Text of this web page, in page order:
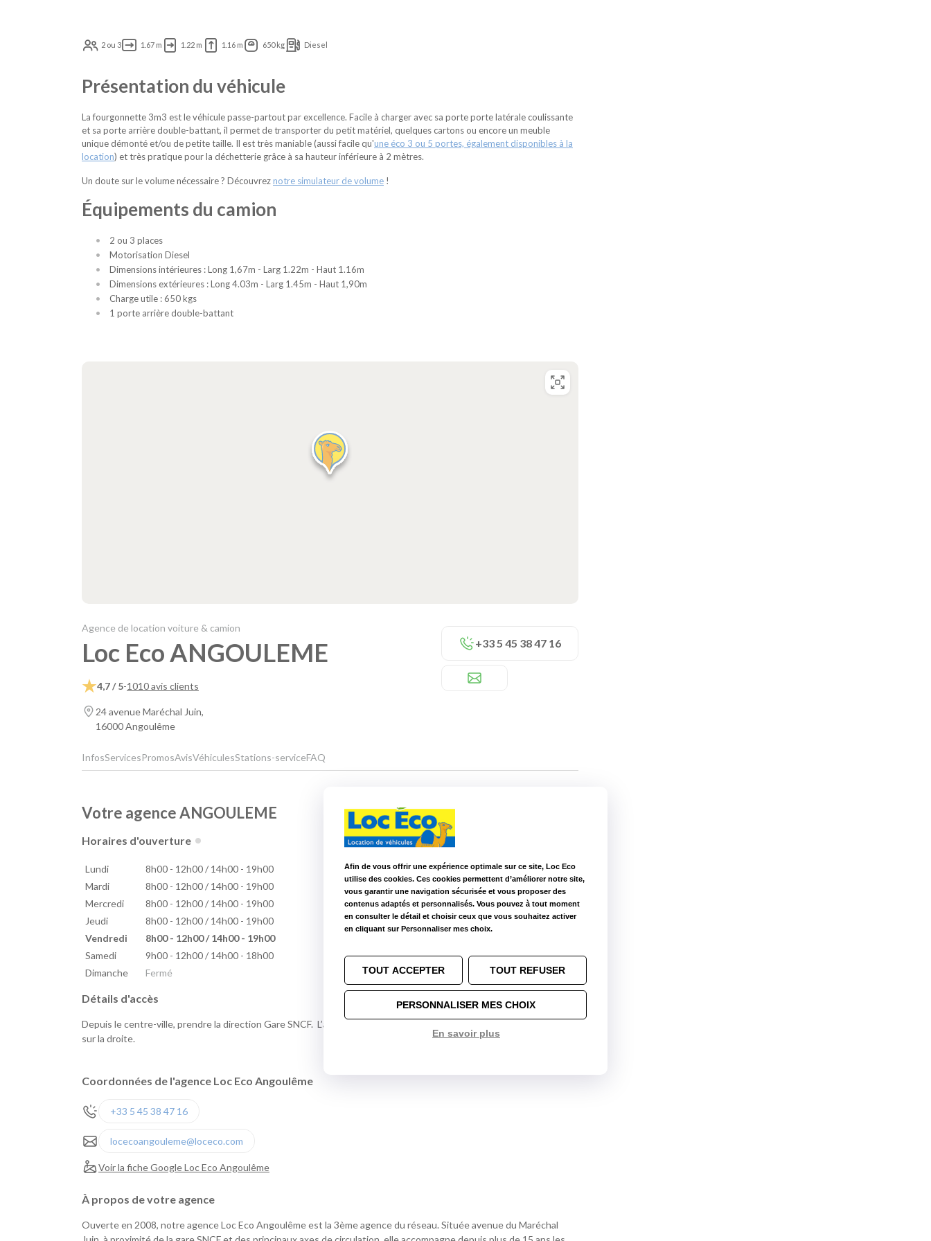
2 ou 3 1.67 m 1.22 m 1.16 m 650 kg Diesel
Présentation du véhicule
La fourgonnette 3m3 est le véhicule passe-partout par excellence. Facile à charger avec sa porte porte latérale coulissante
et sa porte arrière double-battant, il permet de transporter du petit matériel, quelques cartons ou encore un meuble
unique démonté et/ou de petite taille. Il est très maniable (aussi facile qu'une éco 3 ou 5 portes, également disponibles à la
location) et très pratique pour la déchetterie grâce à sa hauteur inférieure à 2 mètres.
Un doute sur le volume nécessaire ? Découvreznotre simulateur de volume !
Équipements du camion
2 ou 3 places
Motorisation Diesel
Dimensions intérieures : Long 1,67m - Larg 1.22m - Haut 1.16m
Dimensions extérieures : Long 4.03m - Larg 1.45m - Haut 1,90m
Charge utile : 650 kgs
1 porte arrière double-battant
Agence de location voiture & camion
Loc Eco ANGOULEME
4,7 / 5-1010 avis clients
24 avenue Maréchal Juin,
16000 Angoulême
+33 5 45 38 47 16
InfosServicesPromosAvisVéhiculesStations-serviceFAQ
Votre agence ANGOULEME
Horaires d'ouverture
Lundi
8h00 - 12h00 / 14h00 - 19h00
Mardi
8h00 - 12h00 / 14h00 - 19h00
Mercredi
8h00 - 12h00 / 14h00 - 19h00
Jeudi
8h00 - 12h00 / 14h00 - 19h00
Vendredi
8h00 - 12h00 / 14h00 - 19h00
Samedi
9h00 - 12h00 / 14h00 - 18h00
Dimanche
Fermé
Nos autres agences à proximité
Loc Eco Poitiers 105,6 km
Loc Eco La Roche sur Yon 168,8 km
Détails d'accès
Depuis le centre-ville, prendre la direction Gare SNCF. L’agence se situe à 50 mètres après le RP de la Madeleine,
sur la droite.
Coordonnées de l'agence Loc Eco Angoulême
+33 5 45 38 47 16
locecoangouleme@loceco.com
Voir la fiche Google Loc Eco Angoulême
À propos de votre agence
Ouverte en 2008, notre agence Loc Eco Angoulême est la 3ème agence du réseau. Située avenue du Maréchal
Afin de vous offrir une expérience optimale sur ce site, Loc Eco
utilise des cookies. Ces cookies permettent d’améliorer notre site,
vous garantir une navigation sécurisée et vous proposer des
contenus adaptés et personnalisés. Vous pouvez à tout moment
en consulter le détail et choisir ceux que vous souhaitez activer
en cliquant sur Personnaliser mes choix.
TOUT ACCEPTER TOUT REFUSER
PERSONNALISER MES CHOIX
En savoir plus